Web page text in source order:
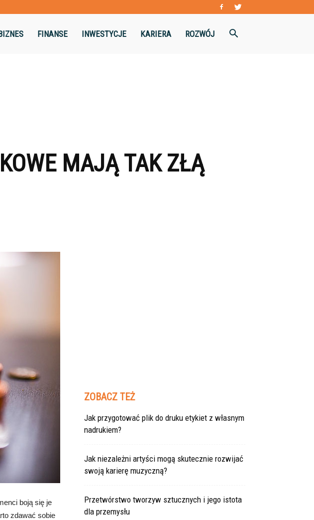
FINANSE INWESTYCJE KARIERA ROZWÓJ
MAJĄ TAK ZŁĄ
boją się je
zdawać sobie
ZOBACZ TEŻ
Jak przygotować plik do druku etykiet z własnym
nadrukiem?
Jak niezależni artyści mogą skutecznie rozwijać
swoją karierę muzyczną?
Przetwórstwo tworzyw sztucznych i jego istota
dla przemysłu